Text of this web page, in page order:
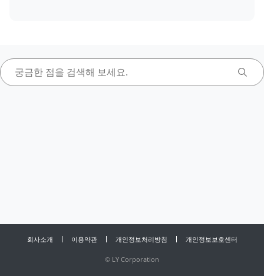
회사소개 이용약관 개인정보처리방침 개인정보보호센터
© LY Corporation